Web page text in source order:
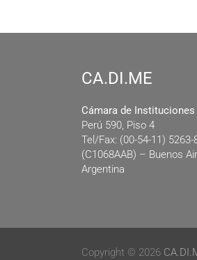
CA.DI.ME
Cámara de
Perú 590, Piso 4
Tel/Fax: (00-54-11) 5263-
(C1068AAB) – Buenos
Argentina
Copyright © 2026